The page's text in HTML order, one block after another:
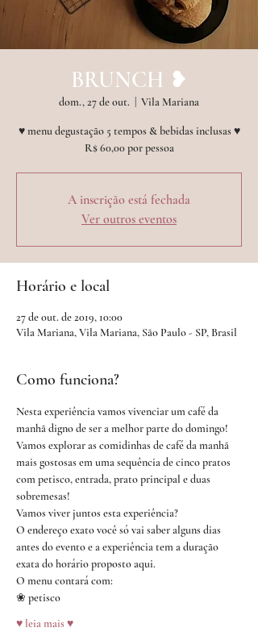
BRUNCH ︎︎❥
dom., 27 de out. Vila Mariana
♥︎ menu degustação 5 tempos & bebidas inclusas ♥︎
R$ 60,00 por pessoa
A inscrição está fechada
Ver outros eventos
Horário e local
27 de out. de 2019, 10:00
Vila Mariana, Vila Mariana, São Paulo - SP, Brasil
Como funciona?
Nesta experiência vamos vivenciar um café da
manhã digno de ser a melhor parte do domingo!
Vamos explorar as comidinhas de café da manhã
mais gostosas em uma sequência de cinco pratos
com petisco, entrada, prato principal e duas
sobremesas!
Vamos viver juntos esta experiência?
O endereço exato você só vai saber alguns dias
antes do evento e a experiência tem a duração
exata do horário proposto aqui.
O menu contará com:
❀ petisco
♥ leia mais ♥